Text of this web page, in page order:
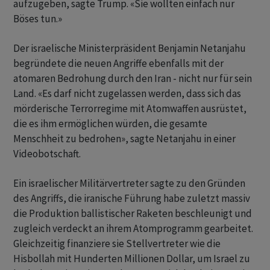
aufzugeben, sagte Trump. «Sie wollten einfach nur
Böses tun.»
Der israelische Ministerpräsident Benjamin Netanjahu
begründete die neuen Angriffe ebenfalls mit der
atomaren Bedrohung durch den Iran - nicht nur für sein
Land. «Es darf nicht zugelassen werden, dass sich das
mörderische Terrorregime mit Atomwaffen ausrüstet,
die es ihm ermöglichen würden, die gesamte
Menschheit zu bedrohen», sagte Netanjahu in einer
Videobotschaft.
Ein israelischer Militärvertreter sagte zu den Gründen
des Angriffs, die iranische Führung habe zuletzt massiv
die Produktion ballistischer Raketen beschleunigt und
zugleich verdeckt an ihrem Atomprogramm gearbeitet.
Gleichzeitig finanziere sie Stellvertreter wie die
Hisbollah mit Hunderten Millionen Dollar, um Israel zu